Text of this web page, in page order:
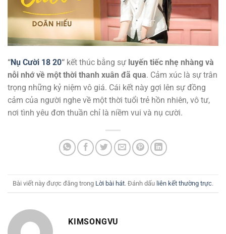
“Nụ Cười 18 20“ kết thúc bằng sự luyến tiếc nhẹ nhàng và
nỗi nhớ về một thời thanh xuân đã qua. Cảm xúc là sự trân
trọng những kỷ niệm vô giá. Cái kết này gợi lên sự đồng
cảm của người nghe về một thời tuổi trẻ hồn nhiên, vô tư,
nơi tình yêu đơn thuần chỉ là niềm vui và nụ cười.
Bài viết này được đăng trong Lời bài hát. Đánh dấu liên kết thường trực.
KIMSONGVU